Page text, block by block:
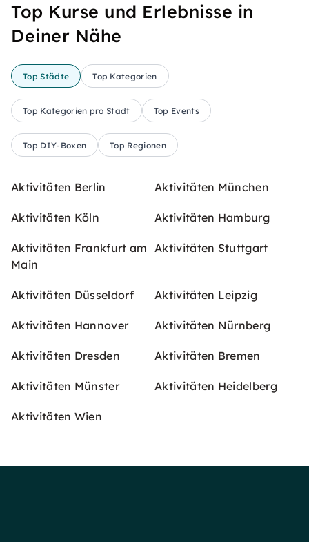
Top Kurse und Erlebnisse in
Deiner Nähe
Top Städte Top Kategorien
Top Kategorien pro Stadt Top Events
Top DIY-Boxen Top Regionen
Aktivitäten Berlin Aktivitäten München
Aktivitäten Köln Aktivitäten Hamburg
Aktivitäten Frankfurt am
Main
Aktivitäten Stuttgart
Aktivitäten Düsseldorf Aktivitäten Leipzig
Aktivitäten Hannover Aktivitäten Nürnberg
Aktivitäten Dresden Aktivitäten Bremen
Aktivitäten Münster Aktivitäten Heidelberg
Aktivitäten Wien